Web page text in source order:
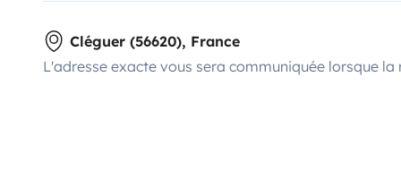
Cléguer (56620), France
L'adresse exacte vous sera communiquée lorsque